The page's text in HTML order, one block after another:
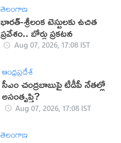
తెలంగాణ
భారత్-శ్రీలంక టెస్టులకు ఉచిత
ప్రవేశం.. బోర్డు ప్రకటన
Aug 07, 2026, 17:08 IST
ఆంధ్రప్రదేశ్
సీఎం చంద్రబాబుపై టీడీపీ నేతల్లో
అసంతృప్తి?
Aug 07, 2026, 17:08 IST
తెలంగాణ